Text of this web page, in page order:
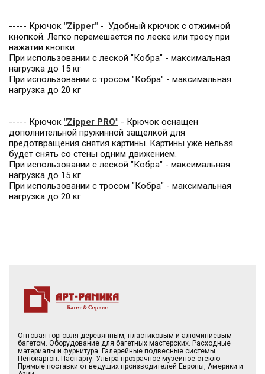
----- Крючок "Zipper" - Удобный крючок с отжимной
кнопкой. Легко перемешается по леске или тросу при
нажатии кнопки.
При использовании с леской "Кобра" - максимальная
нагрузка до 15 кг
При использовании с тросом "Кобра" - максимальная
нагрузка до 20 кг
----- Крючок "Zipper PRO" - Крючок оснащен
дополнительной пружинной защелкой для
предотвращения снятия картины. Картины уже нельзя
будет снять со стены одним движением.
При использовании с леской "Кобра" - максимальная
нагрузка до 15 кг
При использовании с тросом "Кобра" - максимальная
нагрузка до 20 кг
Оптовая торговля деревянным, пластиковым и алюминиевым
багетом. Оборудование для багетных мастерских. Расходные
материалы и фурнитура. Галерейные подвесные системы.
Пенокартон. Паспарту. Ультра-прозрачное музейное стекло.
Прямые поставки от ведущих производителей Европы, Америки и